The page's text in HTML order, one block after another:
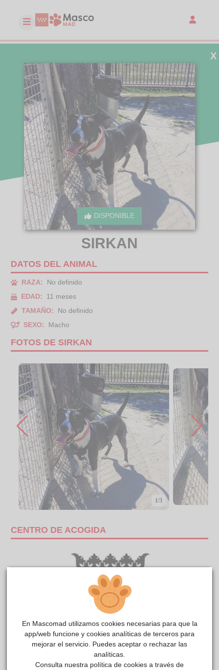
DISPONIBLE
X
SIRKAN
DATOS DEL ANIMAL
RAZA:
No definido
EDAD:
11 meses
TAMAÑO:
No definido
SEXO:
Macho
FOTOS DE SIRKAN
1/3
CENTRO DE ACOGIDA
En Mascomad utilizamos cookies necesarias para que la
app/web funcione y cookies analíticas de terceros para
mejorar el servicio. Puedes aceptar o rechazar las
analíticas.
Consulta nuestra política de cookies a través de